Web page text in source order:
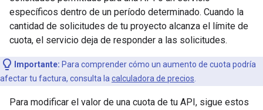
específicos dentro de un período determinado. Cuando la
cantidad de solicitudes de tu proyecto alcanza el límite de
cuota, el servicio deja de responder a las solicitudes.
Importante: Para comprender cómo un aumento de cuota podría
afectar tu factura, consulta la calculadora de precios
Para modificar el valor de una cuota de tu API, sigue estos